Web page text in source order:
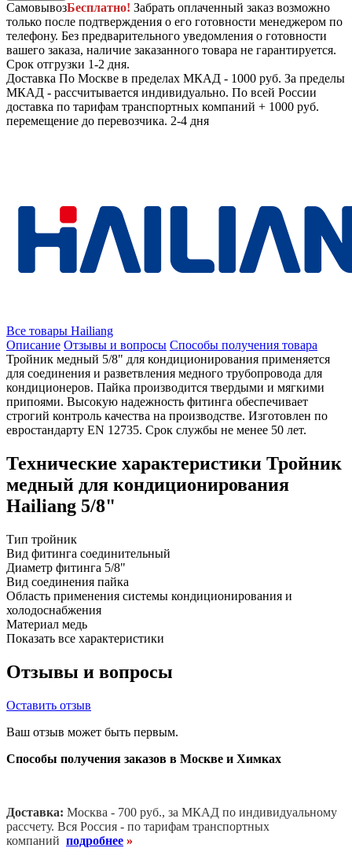
СамовывозБесплатно! Забрать оплаченный заказ возможно
только после подтверждения о его готовности менеджером по
телефону. Без предварительного уведомления о готовности
вашего заказа, наличие заказанного товара не гарантируется.
Срок отгрузки 1-2 дня.
Доставка По Москве в пределах МКАД - 1000 руб. За пределы
МКАД - рассчитывается индивидуально. По всей России
доставка по тарифам транспортных компаний + 1000 руб.
перемещение до перевозчика. 2-4 дня
Все товары Hailiang
Описание Отзывы и вопросы Способы получения товара
Тройник медный 5/8" для кондиционирования применяется
для соединения и разветвления медного трубопровода для
кондиционеров. Пайка производится твердыми и мягкими
припоями. Высокую надежность фитинга обеспечивает
строгий контроль качества на производстве. Изготовлен по
евростандарту EN 12735. Срок службы не менее 50 лет.
Технические характеристики Тройник
медный для кондиционирования
Hailiang 5/8"
Тип тройник
Вид фитинга соединительный
Диаметр фитинга 5/8"
Вид соединения пайка
Область применения системы кондиционирования и
холодоснабжения
Материал медь
Показать все характеристики
Отзывы и вопросы
Оставить отзыв
Ваш отзыв может быть первым.
Способы получения заказов в Москве и Химках
Доставка: Москва - 700 руб., за МКАД по индивидуальному
рассчету. Вся Россия - по тарифам транспортных
компаний подробнее »